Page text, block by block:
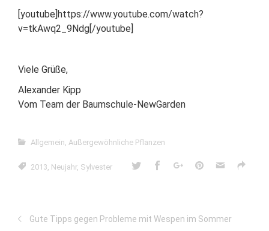
[youtube]https://www.youtube.com/watch?
v=tkAwq2_9Ndg[/youtube]
Viele Grüße,
Alexander Kipp
Vom Team der Baumschule-NewGarden
Allgemein, Außergewöhnliche Pflanzen
2013, Neujahr, Sylvester
Gute Tipps gegen Probleme mit Wespen im Sommer